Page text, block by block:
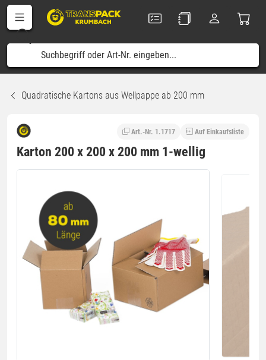
Quadratische Kartons aus Wellpappe ab 200 mm
Art.-Nr. 1.1717 Auf Einkaufsliste
Karton 200 x 200 x 200 mm 1-wellig